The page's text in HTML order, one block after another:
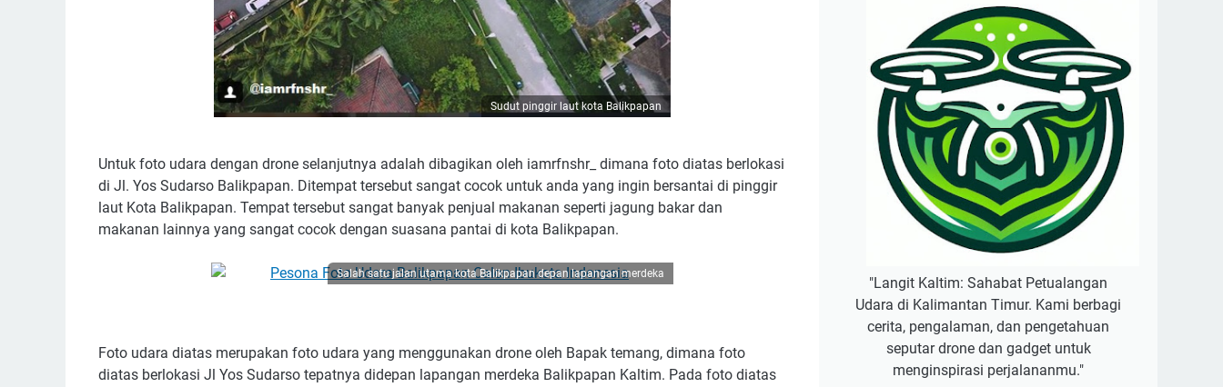
Sudut pinggir laut kota Balikpapan
Untuk foto udara dengan drone selanjutnya adalah dibagikan oleh iamrfnshr_ dimana foto diatas berlokasi
di Jl. Yos Sudarso Balikpapan. Ditempat tersebut sangat cocok untuk anda yang ingin bersantai di pinggir
laut Kota Balikpapan. Tempat tersebut sangat banyak penjual makanan seperti jagung bakar dan
makanan lainnya yang sangat cocok dengan suasana pantai di kota Balikpapan.
Salah satu jalan utama kota Balikpapan depan lapangan merdeka
Foto udara diatas merupakan foto udara yang menggunakan drone oleh Bapak temang, dimana foto
diatas berlokasi Jl Yos Sudarso tepatnya didepan lapangan merdeka Balikpapan Kaltim. Pada foto diatas
"Langit Kaltim: Sahabat Petualangan
Udara di Kalimantan Timur. Kami berbagi
cerita, pengalaman, dan pengetahuan
seputar drone dan gadget untuk
menginspirasi perjalananmu."